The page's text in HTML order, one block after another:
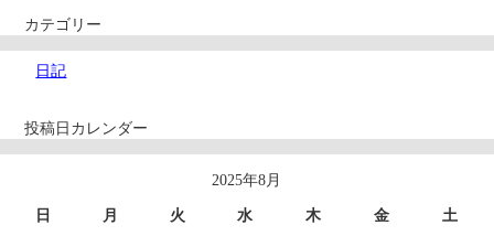
カテゴリー
日記
投稿日カレンダー
2025年8月
日 月 火 水 木 金
土